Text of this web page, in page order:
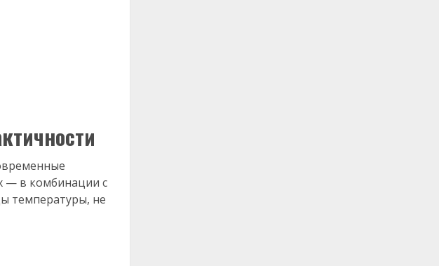
— в комбинации с
температуры, не